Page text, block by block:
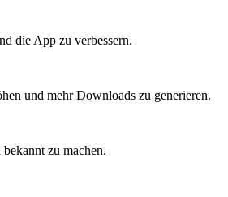
die App zu verbessern.
und mehr Downloads zu generieren.
zu machen.